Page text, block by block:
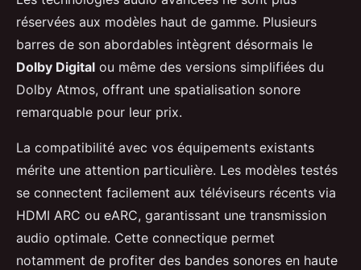
réservées aux modèles haut de gamme. Plusieurs
barres de son abordables intègrent désormais le
Dolby Digital ou même des versions simplifiées du
Dolby Atmos, offrant une spatialisation sonore
remarquable pour leur prix.
La compatibilité avec vos équipements existants
mérite une attention particulière. Les modèles testés
se connectent facilement aux téléviseurs récents via
HDMI ARC ou eARC, garantissant une transmission
audio optimale. Cette connectique permet
notamment de profiter des bandes sonores en haute